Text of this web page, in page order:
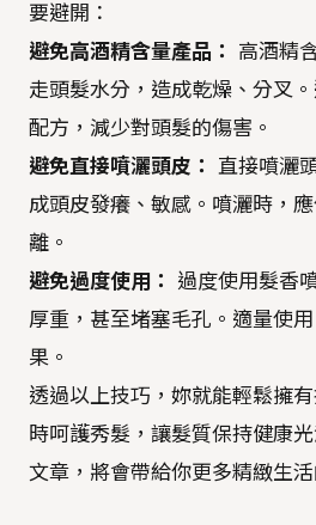
要避開：
避免高酒精含量產品：
高酒精
走頭髮水分，造成乾燥、分叉
配方，減少對頭髮的傷害。
避免直接噴灑頭皮： 直接噴灑
成頭皮發癢、敏感。噴灑時，
離。
避免過度使用：
過度使用髮香
厚重，甚至堵塞毛孔。適量使
果。
透過以上技巧，妳就能輕鬆擁
時呵護秀髮，讓髮質保持健康
文章，將會帶給你更多精緻生活